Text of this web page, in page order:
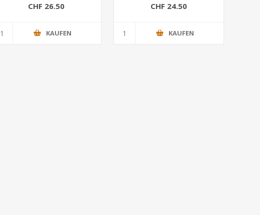
CHF 26.50
KAUFEN
CHF 24.50
KAUFEN